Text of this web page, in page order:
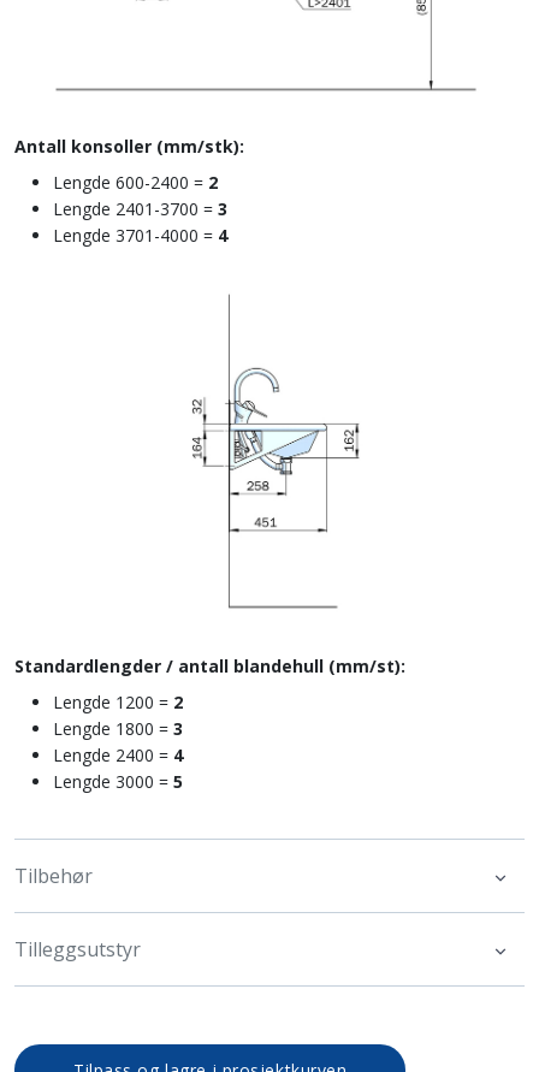
Antall konsoller (mm/stk):
Lengde 600-2400 = 2
Lengde 2401-3700 = 3
Lengde 3701-4000 = 4
Standardlengder / antall blandehull (mm/st):
Lengde 1200 = 2
Lengde 1800 = 3
Lengde 2400 = 4
Lengde 3000 = 5
Tilbehør
Tilleggsutstyr